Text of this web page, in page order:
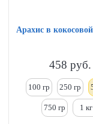
Арахис в
458 руб.
100 гр 250 гр
750 гр 1 кг